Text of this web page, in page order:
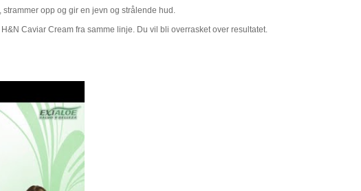
opp og gir en jevn og strålende hud.
Caviar Cream fra samme linje. Du vil bli overrasket over resultatet.